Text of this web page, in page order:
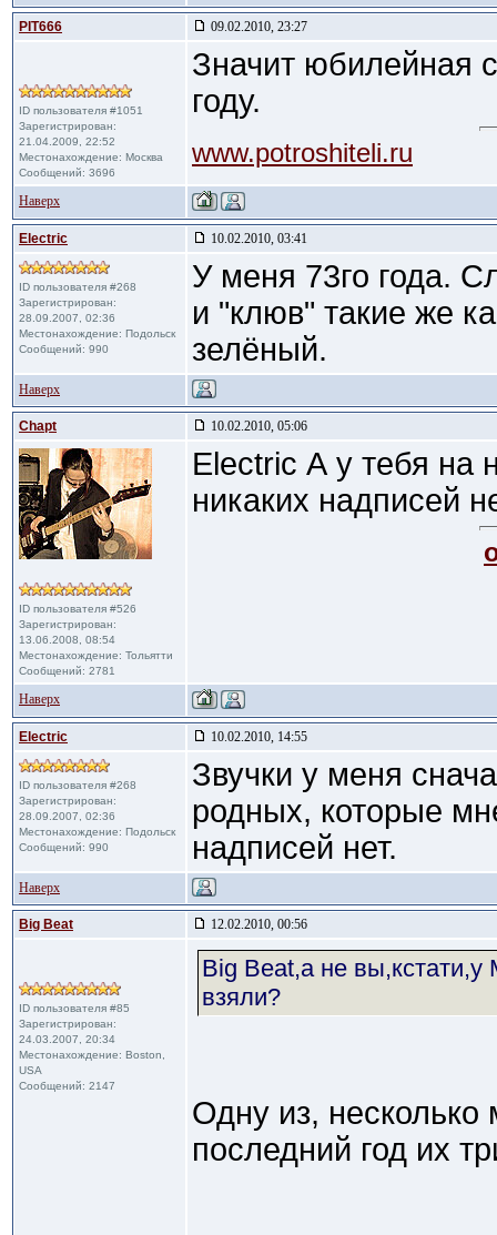
PIT666 09.02.2010, 23:27
ID пользователя #1051
Зарегистрирован:
21.04.2009, 22:52
Местонахождение: Москва
Сообщений: 3696
Значит юбилейная
году.
www.potroshiteli.ru
Наверх
Electric 10.02.2010, 03:41
ID пользователя #268
Зарегистрирован:
28.09.2007, 02:36
Местонахождение: Подольск
Сообщений: 990
У меня 73го года.
и "клюв" такие же
зелёный.
Наверх
Chapt 10.02.2010, 05:06
ID пользователя #526
Зарегистрирован:
13.06.2008, 08:54
Местонахождение: Тольятти
Сообщений: 2781
Electric А у тебя на
никаких надписей
Наверх
Electric 10.02.2010, 14:55
ID пользователя #268
Зарегистрирован:
28.09.2007, 02:36
Местонахождение: Подольск
Сообщений: 990
Звучки у меня
родных, которые
надписей нет.
Наверх
Big Beat 12.02.2010, 00:56
ID пользователя #85
Зарегистрирован:
24.03.2007, 20:34
Местонахождение: Boston,
USA
Сообщений: 2147
Big Beat,а не
взяли?
Одну из, несколько
последний год их